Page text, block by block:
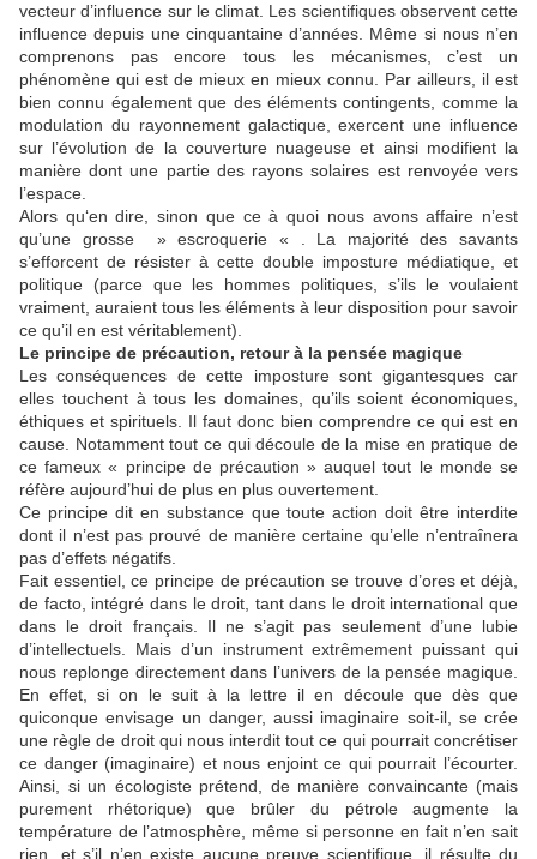
vecteur d’influence sur le climat. Les scientifiques observent cette
influence depuis une cinquantaine d’années. Même si nous n’en
comprenons pas encore tous les mécanismes, c’est un
phénomène qui est de mieux en mieux connu. Par ailleurs, il est
bien connu également que des éléments contingents, comme la
modulation du rayonnement galactique, exercent une influence
sur l’évolution de la couverture nuageuse et ainsi modifient la
manière dont une partie des rayons solaires est renvoyée vers
l’espace.
Alors qu‘en dire, sinon que ce à quoi nous avons affaire n’est
qu’une grosse » escroquerie « . La majorité des savants
s’efforcent de résister à cette double imposture médiatique, et
politique (parce que les hommes politiques, s’ils le voulaient
vraiment, auraient tous les éléments à leur disposition pour savoir
ce qu’il en est véritablement).
Le principe de précaution, retour à la pensée magique
Les conséquences de cette imposture sont gigantesques car
elles touchent à tous les domaines, qu’ils soient économiques,
éthiques et spirituels. Il faut donc bien comprendre ce qui est en
cause. Notamment tout ce qui découle de la mise en pratique de
ce fameux « principe de précaution » auquel tout le monde se
réfère aujourd’hui de plus en plus ouvertement.
Ce principe dit en substance que toute action doit être interdite
dont il n’est pas prouvé de manière certaine qu’elle n’entraînera
pas d’effets négatifs.
Fait essentiel, ce principe de précaution se trouve d’ores et déjà,
de facto, intégré dans le droit, tant dans le droit international que
dans le droit français. Il ne s’agit pas seulement d’une lubie
d’intellectuels. Mais d’un instrument extrêmement puissant qui
nous replonge directement dans l’univers de la pensée magique.
En effet, si on le suit à la lettre il en découle que dès que
quiconque envisage un danger, aussi imaginaire soit-il, se crée
une règle de droit qui nous interdit tout ce qui pourrait concrétiser
ce danger (imaginaire) et nous enjoint ce qui pourrait l’écourter.
Ainsi, si un écologiste prétend, de manière convaincante (mais
purement rhétorique) que brûler du pétrole augmente la
température de l’atmosphère, même si personne en fait n’en sait
rien, et s’il n’en existe aucune preuve scientifique, il résulte du